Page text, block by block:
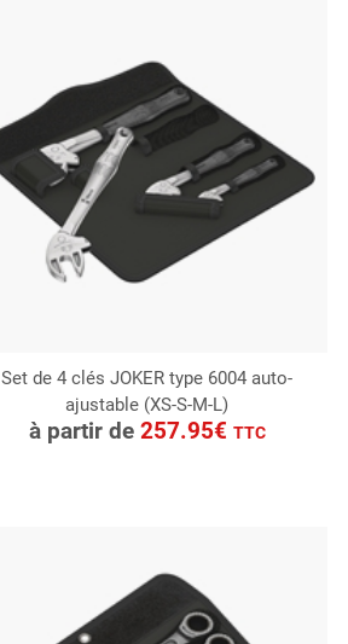
Set de 4 clés JOKER type 6004 auto-
ajustable (XS-S-M-L)
à partir de 257.95€ TTC
CONSULTER
Demande de devis